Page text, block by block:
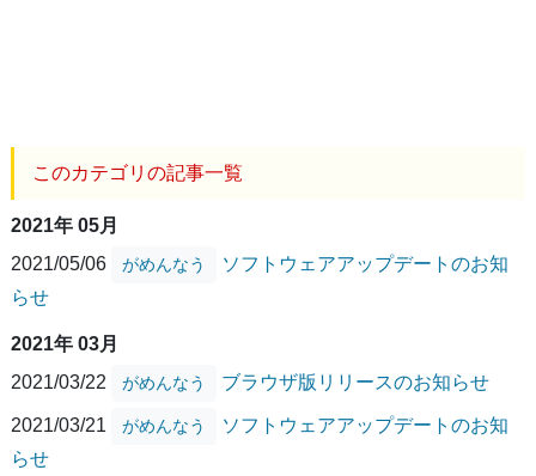
このカテゴリの記事一覧
2021年 05月
2021/05/06
がめんなう
ソフトウェアアップデートのお知
らせ
2021年 03月
2021/03/22
がめんなう ブラウザ版リリースのお知らせ
2021/03/21 がめんなう
ソフトウェアアップデートのお知
らせ